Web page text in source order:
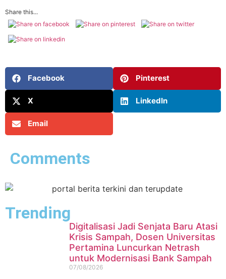
Share this...
Facebook Pinterest
X LinkedIn
Email
Comments
Trending
Digitalisasi Jadi Senjata Baru Atasi
Krisis Sampah, Dosen Universitas
Pertamina Luncurkan Netrash
untuk Modernisasi Bank Sampah
07/08/2026